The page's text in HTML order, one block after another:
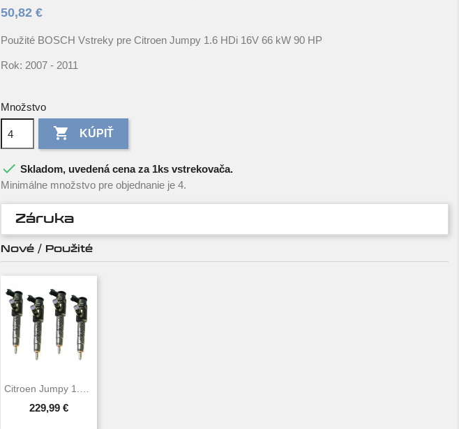
50,82 €
Použité BOSCH Vstreky pre Citroen Jumpy 1.6 HDi 16V 66 kW 90 HP
Rok: 2007 - 2011
Množstvo
 KÚPIŤ
 Skladom, uvedená cena za 1ks vstrekovača.
Minimálne množstvo pre objednanie je 4.
Záruka
Nové / Použité
229,99 €